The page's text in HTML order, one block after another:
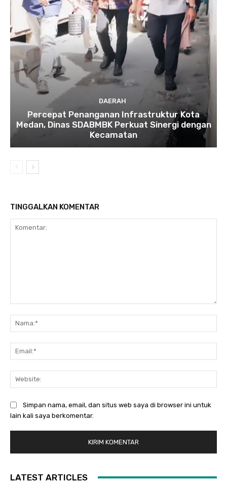
DAERAH
Percepat Penanganan Infrastruktur Kota
Medan, Dinas SDABMBK Perkuat Sinergi dengan
Kecamatan
TINGGALKAN KOMENTAR
Simpan nama, email, dan situs web saya di browser ini untuk
lain kali saya berkomentar.
LATEST ARTICLES